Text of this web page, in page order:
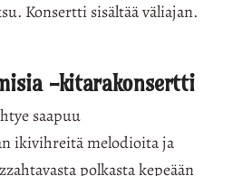
Konsertti sisältää väliajan.
-kitarakonsertti
saapuu
ikivihreitä melodioita ja
polkasta kepeään